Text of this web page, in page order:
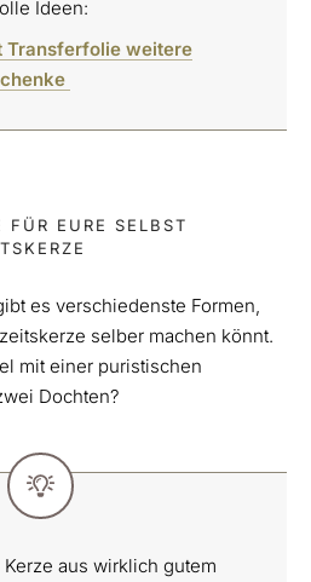
Ideen:
Transferfolie weitere
EURE SELBST
es verschiedenste Formen,
selber machen könnt.
mit einer puristischen
Dochten?
aus wirklich gutem